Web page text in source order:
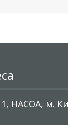
1, НАСОА, м.